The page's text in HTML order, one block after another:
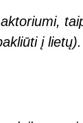
į lietų).